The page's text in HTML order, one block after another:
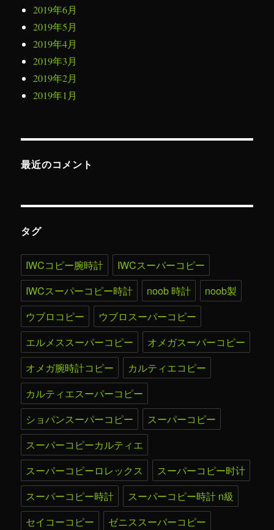
2019年6月
2019年5月
2019年4月
2019年3月
2019年2月
2019年1月
最近のコメント
タグ
IWCコピー腕時計
IWCスーパーコピー
IWCスーパーコピー時計
noob 時計
noob製
ウブロコピー
ウブロスーパーコピー
エルメススーパーコピー
オメガスーパーコピー
オメガ腕時計コピー
カルティエコピー
カルティエスーパーコピー
ショパンスーパーコピー
スーパーコピー
スーパーコピーカルティエ
スーパーコピーロレックス
スーパーコピー时计
スーパーコピー時計
スーパーコピー時計 n級
セイコーコピー
ゼニススーパーコピー